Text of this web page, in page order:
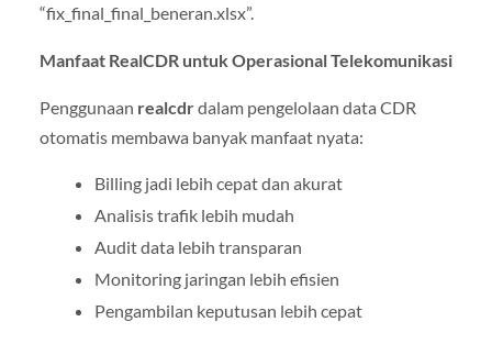
“fix_final_final_beneran.xlsx”.
Manfaat RealCDR untuk Operasional Telekomunikasi
Penggunaan realcdrdalam pengelolaan data CDR
otomatis membawa banyak manfaat nyata:
Billing jadi lebih cepat dan akurat
Analisis trafik lebih mudah
Audit data lebih transparan
Monitoring jaringan lebih efisien
Pengambilan keputusan lebih cepat